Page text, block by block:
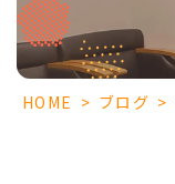
HOME > ブログ >